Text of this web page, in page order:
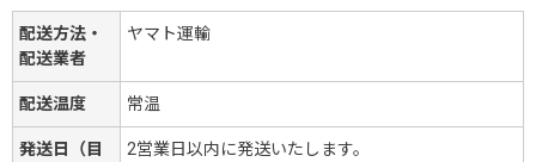
配送方法・
配送業者
ヤマト運輸
配送温度 常温
発送日（目
2営業日以内に発送いたします。